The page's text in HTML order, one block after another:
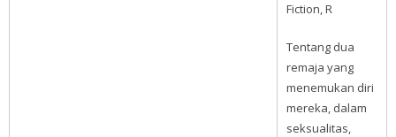
Fiction, R
Tentang dua
remaja yang
menemukan diri
mereka, dalam
seksualitas,